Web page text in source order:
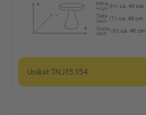
UnikatTNJ15.154